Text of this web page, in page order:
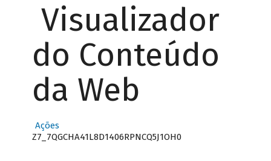
Visualizador
do Conteúdo
da Web
Ações
Z7_7QGCHA41L8D1406RPNCQ5J1OH0